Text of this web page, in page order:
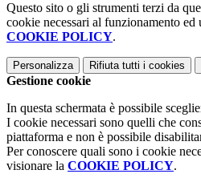
Questo sito o gli strumenti terzi da
cookie necessari al funzionamento
COOKIE POLICY.
Personalizza Rifiuta tutti i cookies
Gestione cookie
In questa schermata è possibile
I cookie necessari sono quelli che
piattaforma e non è possibile
Per conoscere quali sono i cookie
visionare la COOKIE POLICY.